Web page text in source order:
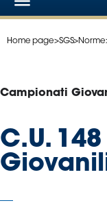
Federazione
Tecnici
Paralimpico
Serie
Home page>SGS>Norme
Campionati
C.U.